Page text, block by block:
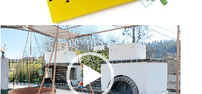
Πρόγραμμα
Αναπαραγωγής
Βίντεο